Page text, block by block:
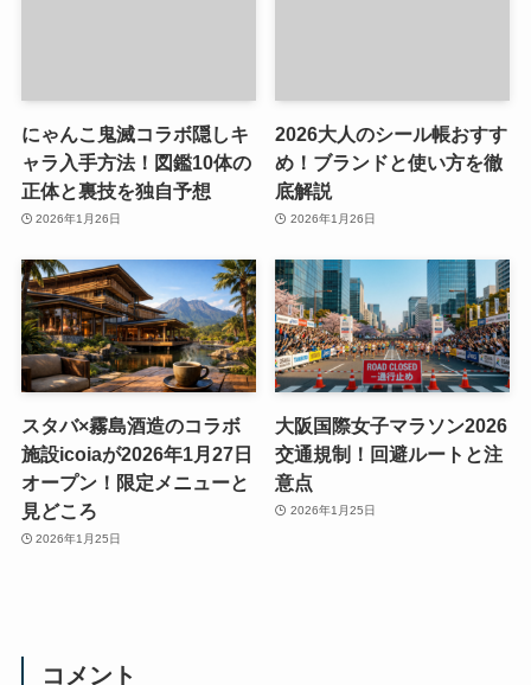
にゃんこ鬼滅コラボ隠しキ
ャラ入手方法！図鑑10体の
正体と裏技を独自予想
2026年1月26日
2026大人のシール帳おすす
め！ブランドと使い方を徹
底解説
2026年1月26日
スタバ×霧島酒造のコラボ
施設icoiaが2026年1月27日
オープン！限定メニューと
見どころ
2026年1月25日
大阪国際女子マラソン2026
交通規制！回避ルートと注
意点
2026年1月25日
コメント